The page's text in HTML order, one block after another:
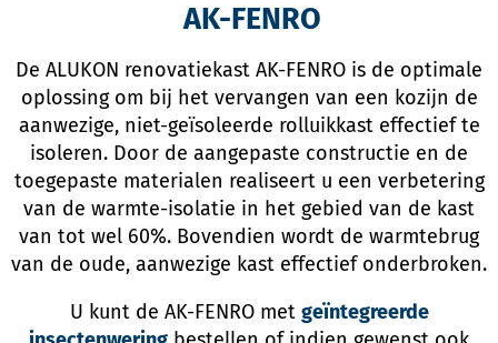
AK-FENRO
De ALUKON renovatiekast AK-FENRO is de optimale
oplossing om bij het vervangen van een kozijn de
aanwezige, niet-geïsoleerde rolluikkast effectief te
isoleren. Door de aangepaste constructie en de
toegepaste materialen realiseert u een verbetering
van de warmte-isolatie in het gebied van de kast
van tot wel 60%. Bovendien wordt de warmtebrug
van de oude, aanwezige kast effectief onderbroken.
U kunt de AK-FENRO met geïntegreerde